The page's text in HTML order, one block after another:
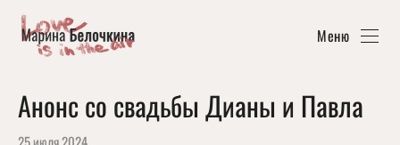
Меню
Анонс со свадьбы Дианы и Павла